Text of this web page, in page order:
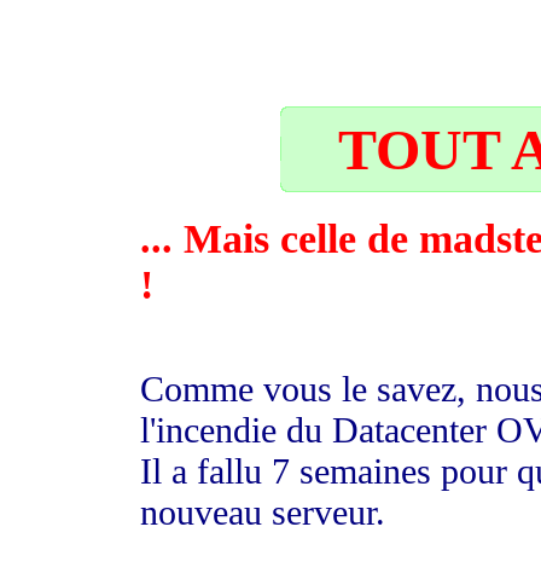
TOUT
... Mais celle de
!
Comme vous le savez,
l'incendie du Datacenter
Il a fallu 7 semaines pour
nouveau serveur.